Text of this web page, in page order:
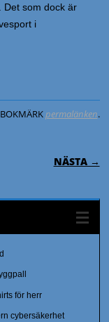
Det som dock är
i
BOKMÄRK permalänken.
NÄSTA →
för herr
cybersäkerhet